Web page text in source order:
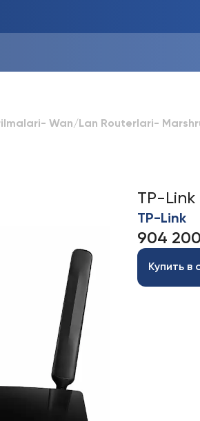
- Wan/Lan Routerlari-
TP-Link
TP-Link
904 200
Купить в